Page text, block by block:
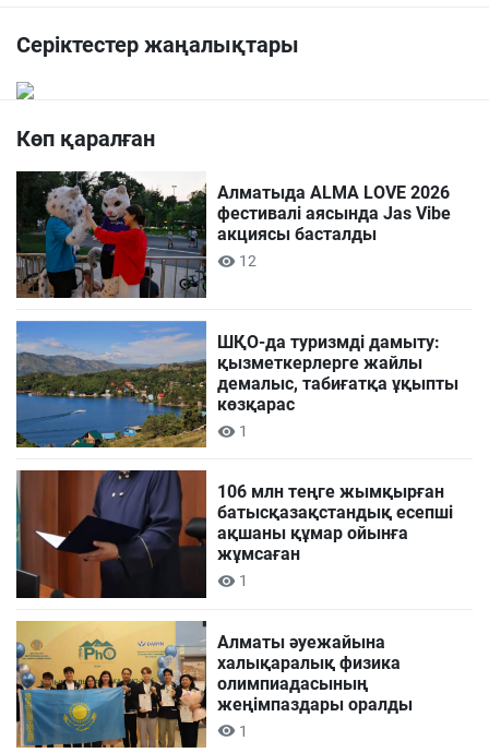
Серіктестер жаңалықтары
Көп қаралған
Алматыда ALMA LOVE 2026
фестивалі аясында Jas Vibe
акциясы басталды
12
ШҚО-да туризмді дамыту:
қызметкерлерге жайлы
демалыс, табиғатқа ұқыпты
көзқарас
1
106 млн теңге жымқырған
батысқазақстандық есепші
ақшаны құмар ойынға
жұмсаған
1
Алматы әуежайына
халықаралық физика
олимпиадасының
жеңімпаздары оралды
1